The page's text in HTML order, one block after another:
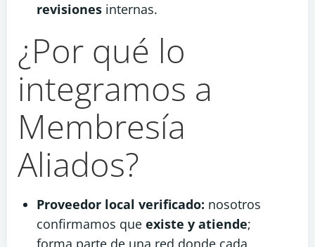
revisiones internas.
¿Por qué lo
integramos a
Membresía
Aliados?
Proveedor local verificado: nosotros
confirmamos que existe y atiende;